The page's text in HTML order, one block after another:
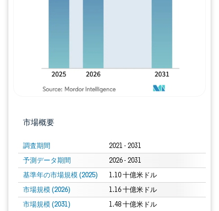
市場概要
調査期間 2021 - 2031
予測データ期間 2026 - 2031
基準年の市場規模 (2025) 1.10 十億米ドル
市場規模 (2026) 1.16 十億米ドル
市場規模 (2031) 1.48 十億米ドル